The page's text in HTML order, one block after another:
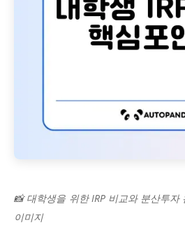
📸 대학생을 위한 IRP 비교와 분산투
이미지